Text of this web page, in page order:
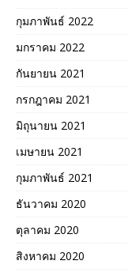
กุมภาพันธ์ 2022
มกราคม 2022
กันยายน 2021
กรกฎาคม 2021
มิถุนายน 2021
เมษายน 2021
กุมภาพันธ์ 2021
ธันวาคม 2020
ตุลาคม 2020
สิงหาคม 2020